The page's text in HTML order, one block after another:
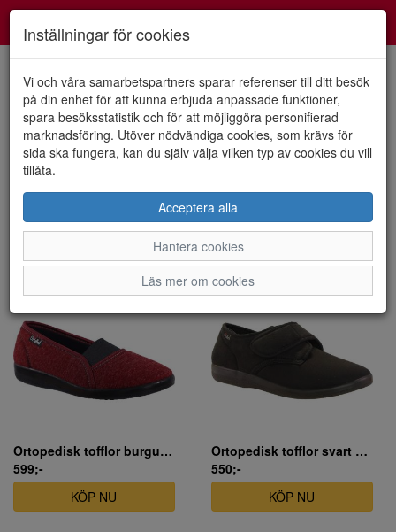
Visa filter
Ortopedisk (2 artiklar)
Sortera efter:
Ortopedisk tofflor burgundy
599;-
KÖP NU
Ortopedisk tofflor svart unisex modell
550;-
KÖP NU
Inställningar för cookies
Vi och våra samarbetspartners sparar referenser till ditt besök
på din enhet för att kunna erbjuda anpassade funktioner,
spara besöksstatistik och för att möjliggöra personifierad
marknadsföring. Utöver nödvändiga cookies, som krävs för
sida ska fungera, kan du själv välja vilken typ av cookies du vill
tillåta.
Acceptera alla
Hantera cookies
Läs mer om cookies